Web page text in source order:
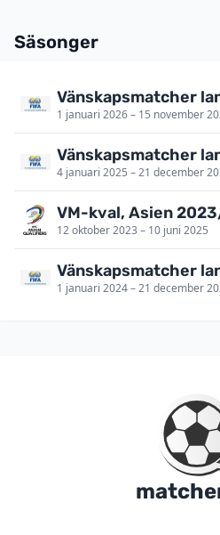
Säsonger
Vänskapsmatcher
1 januari 2026 – 15 november
Vänskapsmatcher
4 januari 2025 – 21 december
VM-kval, Asien
12 oktober 2023 – 10 juni 2025
Vänskapsmatcher
1 januari 2024 – 21 december